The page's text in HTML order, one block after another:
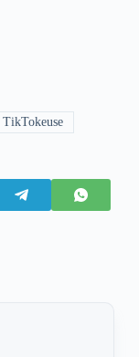
TikTokeuse